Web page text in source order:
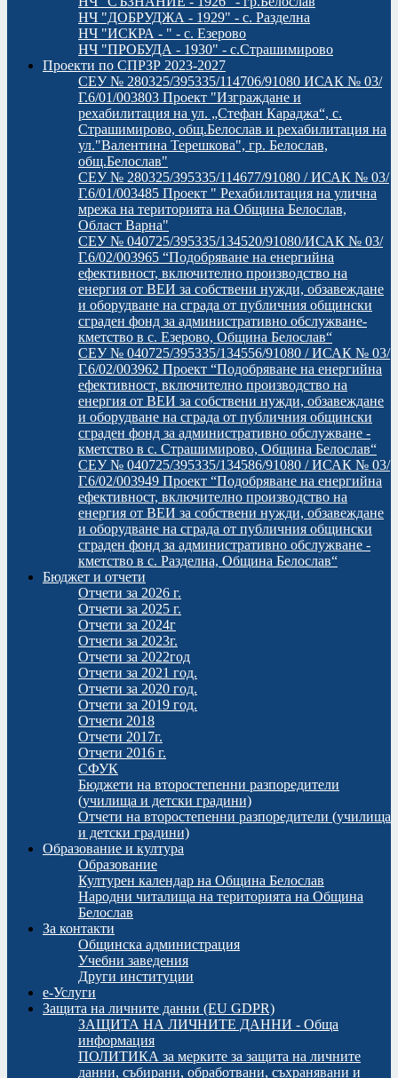
НЧ "ДОБРУДЖА - 1929" - с. Разделна
НЧ "ИСКРА - " - с. Езерово
НЧ "ПРОБУДА - 1930" - с.Страшимирово
Проекти по СПРЗР 2023-2027
СЕУ № 280325/395335/114706/91080 ИСАК № 03/
Г.6/01/003803 Проект "Изграждане и
рехабилитация на ул. „Стефан Караджа“, с.
Страшимирово, общ.Белослав и рехабилитация на
ул."Валентина Терешкова", гр. Белослав,
общ.Белослав"
СЕУ № 280325/395335/114677/91080 / ИСАК № 03/
Г.6/01/003485 Проект " Рехабилитация на улична
мрежа на територията на Община Белослав,
Област Варна"
СЕУ № 040725/395335/134520/91080/ИСАК № 03/
Г.6/02/003965 “Подобряване на енергийна
ефективност, включително производство на
енергия от ВЕИ за собствени нужди, обзавеждане
и оборудване на сграда от публичния общински
сграден фонд за административно обслужване-
кметство в с. Езерово, Община Белослав“
СЕУ № 040725/395335/134556/91080 / ИСАК № 03/
Г.6/02/003962 Проект “Подобряване на енергийна
ефективност, включително производство на
енергия от ВЕИ за собствени нужди, обзавеждане
и оборудване на сграда от публичния общински
сграден фонд за административно обслужване -
кметство в с. Страшимирово, Община Белослав“
СЕУ № 040725/395335/134586/91080 / ИСАК № 03/
Г.6/02/003949 Проект “Подобряване на енергийна
ефективност, включително производство на
енергия от ВЕИ за собствени нужди, обзавеждане
и оборудване на сграда от публичния общински
сграден фонд за административно обслужване -
кметство в с. Разделна, Община Белослав“
Бюджет и отчети
Отчети за 2026 г.
Отчети за 2025 г.
Отчети за 2024г
Отчети за 2023г.
Отчети за 2022год
Отчети за 2021 год.
Отчети за 2020 год.
Отчети за 2019 год.
Отчети 2018
Отчети 2017г.
Отчети 2016 г.
СФУК
Бюджети на второстепенни разпоредители
(училища и детски градини)
Отчети на второстепенни разпоредители (училища
и детски градини)
Образование и култура
Образование
Културен календар на Община Белослав
Народни читалища на територията на Община
Белослав
За контакти
Общинска администрация
Учебни заведения
Други институции
е-Услуги
Защита на личните данни (EU GDPR)
ЗАЩИТА НА ЛИЧНИТЕ ДАННИ - Обща
информация
ПОЛИТИКА за мерките за защита на личните
данни, събирани, обработвани, съхранявани и